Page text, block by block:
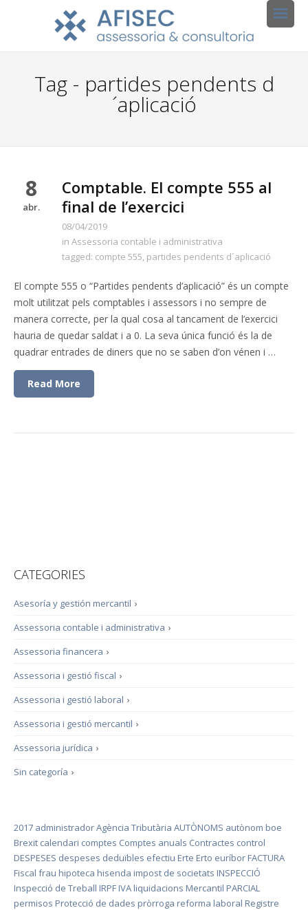
Tag - partides pendents d
´aplicació
8
abr.
Comptable. El compte 555 al
final de l’exercici
08/04/2019
in Assessoria contable i administrativa
tagged: compte 555, partides pendents d´aplicació
El compte 555 o “Partides pendents d’aplicació” és un compte
molt utilitzat pels comptables i assessors i no sempre de
manera correcte, per la qual cosa al tancament de l’exercici
hauria de quedar saldat i a 0. La seva única funció és la de
quadrar entrades de diners que no se saben d’on vénen i …
Read More
CATEGORIES
›
Asesoría y gestión mercantil
›
Assessoria contable i administrativa
›
Assessoria financera
›
Assessoria i gestió fiscal
›
Assessoria i gestió laboral
›
Assessoria i gestió mercantil
›
Assessoria jurídica
›
Sin categoría
2017 administradorAgència Tributària AUTÒNOMS autònom boe
Brexit calendari comptes Comptes anuals Contractes control
DESPESES despeses deduïbles efectiu Erte Erto euríbor FACTURA
Fiscal frau hipoteca hisenda impost de societats INSPECCIÓ
Inspecció de Treball IRPF IVA liquidacions Mercantil PARCIAL
permisos Protecció de dades pròrroga reforma laboral Registre